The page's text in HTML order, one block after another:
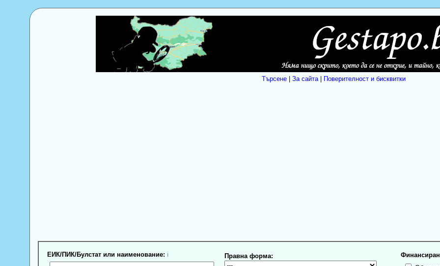
Търсене| За сайта| Поверителност и бисквитки
ЕИК/ПИК/Булстат или наименование: ℹ Правна форма: